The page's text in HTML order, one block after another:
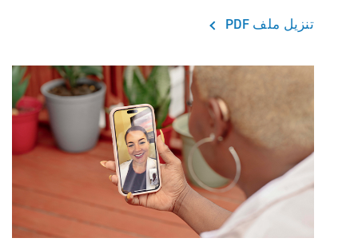
تنزيل ملف PDF